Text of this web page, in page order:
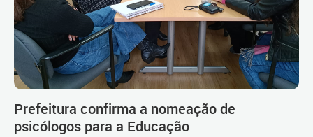
Prefeitura confirma a nomeação de
psicólogos para a Educação